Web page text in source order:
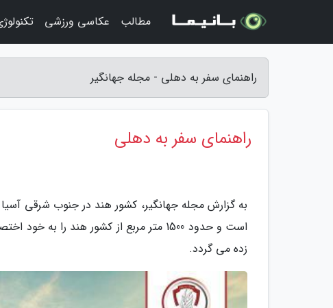
راهنمای سفر به دهلی - مجله جهانگیر
راهنمای سفر به دهلی
به گزارش مجله جهانگیر، کشور هند در جنوب شرقی
زده می گردد.
مطالب عکاسی ورزشی